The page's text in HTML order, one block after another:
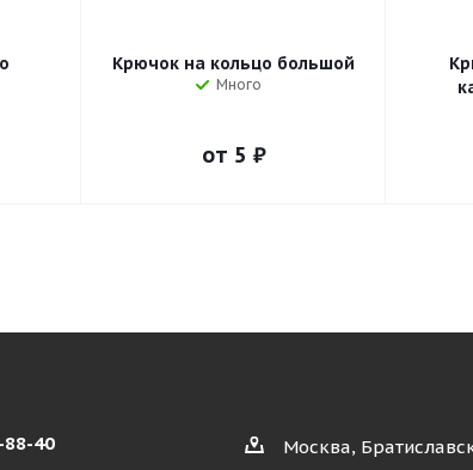
Крючок на кольцо большой
Много
от 5 ₽
88-40 Москва,